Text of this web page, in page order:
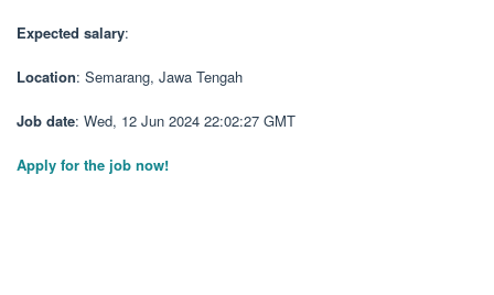
Expected salary:
Location: Semarang, Jawa Tengah
Job date: Wed, 12 Jun 2024 22:02:27 GMT
Apply for the job now!